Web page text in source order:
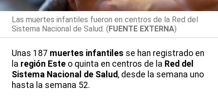
Las muertes infantiles fueron en centros de la Red del
Sistema Nacional de Salud. (FUENTE EXTERNA)
Unas 187 muertes infantiles se han registrado en
la región Este o quinta en centros de la Red del
Sistema Nacional de Salud, desde la semana uno
hasta la semana 52.